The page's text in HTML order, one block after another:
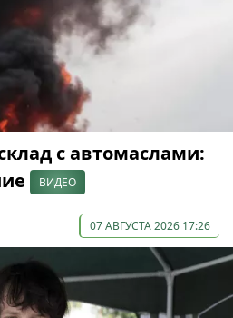
с автомаслами:
ВИДЕО
07 АВГУСТА 2026 17:26